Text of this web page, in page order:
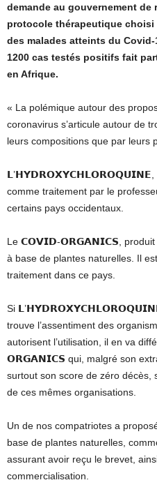
demande au gouvernement
protocole thérapeutique
des malades atteints du
1200 cas testés positifs fait
en Afrique.
« La polémique autour des
coronavirus s’articule autour de
leurs compositions que par leurs
𝗟’𝗛𝗬𝗗𝗥𝗢𝗫𝗬𝗖𝗛𝗟𝗢𝗥𝗢𝗤𝗨𝗜𝗡𝗘,
comme traitement par le
certains pays occidentaux.
Le 𝗖𝗢𝗩𝗜𝗗-𝗢𝗥𝗚𝗔𝗡𝗜𝗖𝗦, produit
à base de plantes naturelles. Il
traitement dans ce pays.
Si 𝗟’𝗛𝗬𝗗𝗥𝗢𝗫𝗬𝗖𝗛𝗟𝗢𝗥𝗢𝗤𝗨𝗜𝗡𝗘,
trouve l’assentiment des
autorisent l’utilisation, il en va
𝗢𝗥𝗚𝗔𝗡𝗜𝗖𝗦 qui, malgré son
surtout son score de zéro décès,
de ces mêmes organisations.
Un de nos compatriotes a
base de plantes naturelles,
assurant avoir reçu le brevet,
commercialisation.